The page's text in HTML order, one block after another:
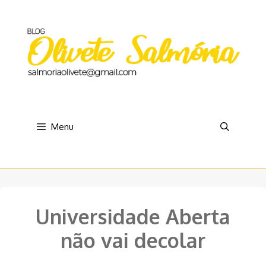
conteúdo
Menu
Universidade Aberta
não vai decolar